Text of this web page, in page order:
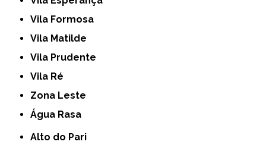
Vila Formosa
Vila Matilde
Vila Prudente
Vila Ré
Zona Leste
Água Rasa
Alto do Pari